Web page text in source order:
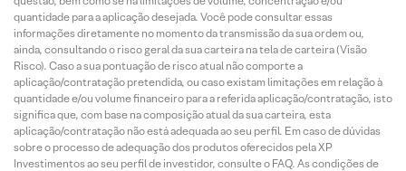
quantidade para a aplicação desejada. Você pode consultar essas
informações diretamente no momento da transmissão da sua ordem ou,
ainda, consultando o risco geral da sua carteira na tela de carteira (Visão
Risco). Caso a sua pontuação de risco atual não comporte a
aplicação/contratação pretendida, ou caso existam limitações em relação à
quantidade e/ou volume financeiro para a referida aplicação/contratação, isto
significa que, com base na composição atual da sua carteira, esta
aplicação/contratação não está adequada ao seu perfil. Em caso de dúvidas
sobre o processo de adequação dos produtos oferecidos pela XP
Investimentos ao seu perfil de investidor, consulte o FAQ. As condições de